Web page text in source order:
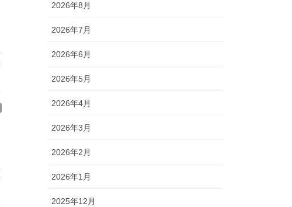
2026年8月
2026年7月
2026年6月
2026年5月
2026年4月
2026年3月
2026年2月
2026年1月
2025年12月